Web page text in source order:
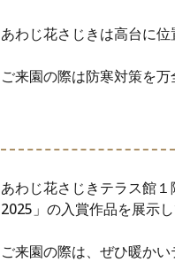
あわじ花さじきは高台に
ご来園の際は防寒対策を万
あわじ花さじきテラス館
2025」の入賞作品を展示し
ご来園の際は、ぜひ暖か